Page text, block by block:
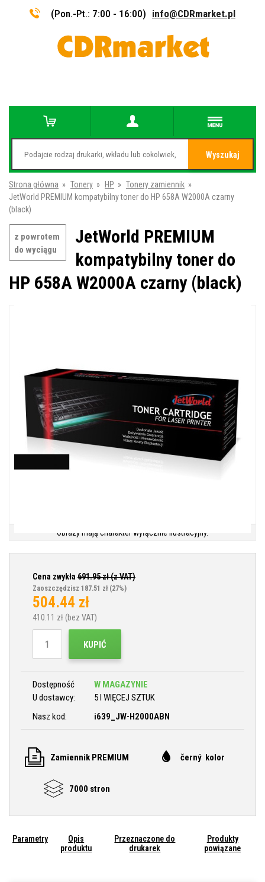
(Pon.-Pt.: 7:00 - 16:00) info@CDRmarket.pl
Wyszukaj
Strona główna » Tonery » HP » Tonery zamiennik »
JetWorld PREMIUM kompatybilny toner do HP 658A W2000A czarny
(black)
z powrotem
do wyciągu
JetWorld PREMIUM
kompatybilny toner do
HP 658A W2000A czarny (black)
Obrazy mają charakter wyłącznie ilustracyjny.
Cena zwykła 691.95zł (z VAT)
Zaoszczędzisz 187.51 zł (27%)
504.44 zł
410.11 zł (bez VAT)
KUPIĆ
Dostępność
W MAGAZYNIE
U dostawcy:
5 I WIĘCEJ SZTUK
Nasz kod:
i639_JW-H2000ABN
Zamiennik PREMIUM černý kolor
7000 stron
Parametry
Opis
produktu
Przeznaczone do
drukarek
Produkty
powiązane